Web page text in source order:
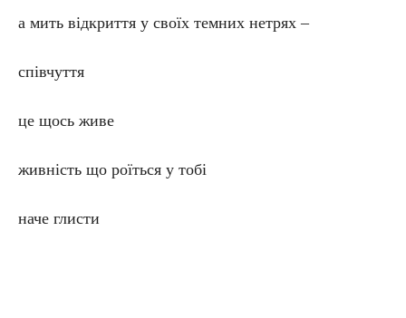
а мить відкриття у своїх темних нетрях –
співчуття
це щось живе
живність що роїться у тобі
наче глисти